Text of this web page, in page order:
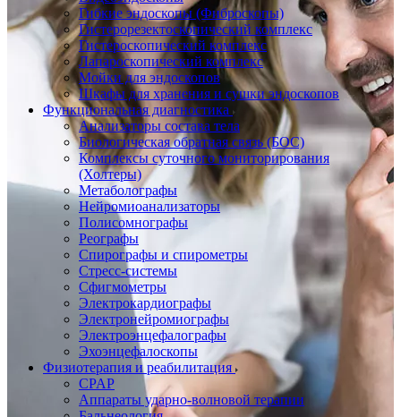
Гибкие эндоскопы (Фиброcкопы)
Гистерорезектоскопический комплекс
Гистероскопический комплекс
Лапароскопический комплекс
Мойки для эндоскопов
Шкафы для хранения и сушки эндоскопов
Функциональная диагностика
Анализаторы состава тела
Биологическая обратная связь (БОС)
Комплексы суточного мониторирования
(Холтеры)
Метаболографы
Нейромиоанализаторы
Полисомнографы
Реографы
Спирографы и спирометры
Стресс-системы
Сфигмометры
Электрокардиографы
Электронейромиографы
Электроэнцефалографы
Эхоэнцефалоскопы
Физиотерапия и реабилитация
CPAP
Аппараты ударно-волновой терапии